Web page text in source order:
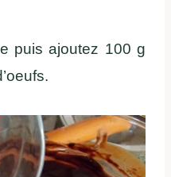
puis ajoutez 100 g